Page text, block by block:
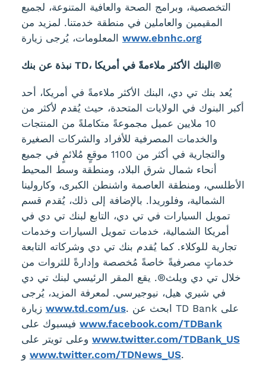
التخصصية، وبرامج الصحة والعافية المتنوعة، لجميع
المقيمين والعاملين في منطقة خدمتنا. لمزيد من
www.ebnhc.org
نبذة عن بنك TD، البنك الأكثر ملاءمةً في أمريكا®
يُعد بنك تي دي، البنك الأكثر ملاءمةً في أمريكا، أحد
أكبر البنوك في الولايات المتحدة، حيث يُقدم لأكثر من
10 ملايين عميل مجموعةً متكاملةً من المنتجات
والخدمات المصرفية للأفراد والشركات الصغيرة
والتجارية في أكثر من 1100 موقعٍ مُلائمٍ في جميع
أنحاء شمال شرق البلاد، ومنطقة وسط المحيط
الأطلسي، ومنطقة العاصمة واشنطن الكبرى، وكارولينا
الشمالية، وفلوريدا. بالإضافة إلى ذلك، يُقدم قسم
تمويل السيارات في تي دي، التابع لبنك تي دي في
أمريكا الشمالية، خدمات تمويل السيارات وخدمات
تجارية للوكلاء. كما يُقدم بنك تي دي وشركاته التابعة
خدماتٍ مصرفيةً خاصةً مُخصصة وإدارةً للثروات من
خلال تي دي ويلث®. يقع المقر الرئيسي لبنك تي دي
في شيري هيل، نيوجيرسي. لمعرفة المزيد، يُرجى
زيارة www.td.com/us. ابحث عن TD Bank على
www.facebook.com/TDBank
www.twitter.com/TDBank_US
www.twitter.com/TDNews_US.